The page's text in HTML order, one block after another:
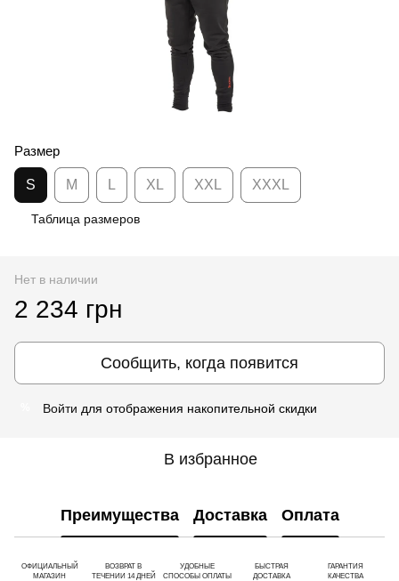
Размер
S M L XL XXL XXXL
Таблица размеров
Нет в наличии
2 234 грн
Сообщить, когда появится
Войти для отображения накопительной скидки
В избранное
Преимущества Доставка Оплата
ОФИЦИАЛЬНЫЙ
МАГАЗИН
ВОЗВРАТ В
ТЕЧЕНИИ 14 ДНЕЙ
УДОБНЫЕ
СПОСОБЫ ОПЛАТЫ
БЫСТРАЯ
ДОСТАВКА
ГАРАНТИЯ
КАЧЕСТВА